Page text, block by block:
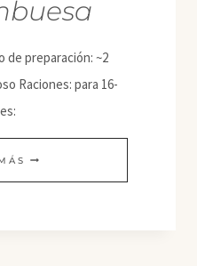
de preparación: ~2
Raciones: para 16-
TARTA
MORT